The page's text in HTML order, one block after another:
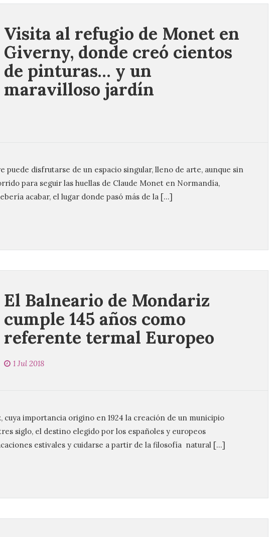
Visita al refugio de Monet en
Giverny, donde creó cientos
de pinturas… y un
maravilloso jardín
puede disfrutarse de un espacio singular, lleno de arte, aunque sin
para seguir las huellas de Claude Monet en Normandía,
acabar, el lugar donde pasó más de la […]
El Balneario de Mondariz
cumple 145 años como
referente termal Europeo
1 Jul 2018
cuya importancia origino en 1924 la creación de un municipio
siglo, el destino elegido por los españoles y europeos
estivales y cuidarse a partir de la filosofía natural […]